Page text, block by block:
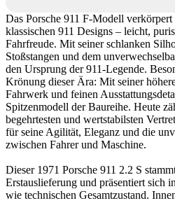
Das Porsche 911 F-Modell verkörpert
klassischen 911 Designs – leicht,
Fahrfreude. Mit seiner schlanken
Stoßstangen und dem
den Ursprung der 911-Legende.
Krönung dieser Ära: Mit seiner
Fahrwerk und feinen
Spitzenmodell der Baureihe. Heute
begehrtesten und wertstabilsten
für seine Agilität, Eleganz und die
zwischen Fahrer und Maschine.
Dieser 1971 Porsche 911 2.2 S
Erstauslieferung und präsentiert sich
wie technischen Gesamtzustand.